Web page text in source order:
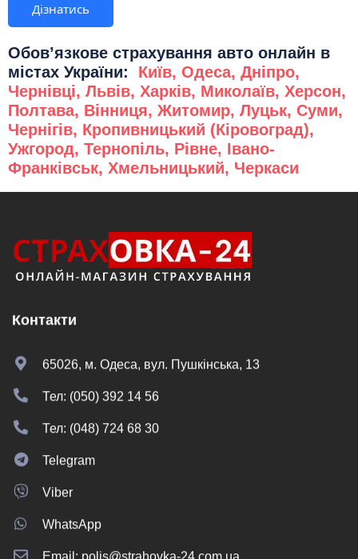
Дізнатись
Обов’язкове страхування авто онлайн в
містах України:
Київ, Одеса, Дніпро,
Чернівці, Львів, Харків, Миколаїв, Херсон,
Полтава, Вінниця, Житомир, Луцьк, Суми,
Чернігів, Кропивницький (Кіровоград),
Ужгород, Тернопіль, Рівне, Івано-
Франківськ, Хмельницький, Черкаси
Контакти
65026, м. Одеса, вул. Пушкінська, 13
Тел: (050) 392 14 56
Тел: (048) 724 68 30
Telegram
Viber
WhatsApp
Email: polis@strahovka-24.com.ua